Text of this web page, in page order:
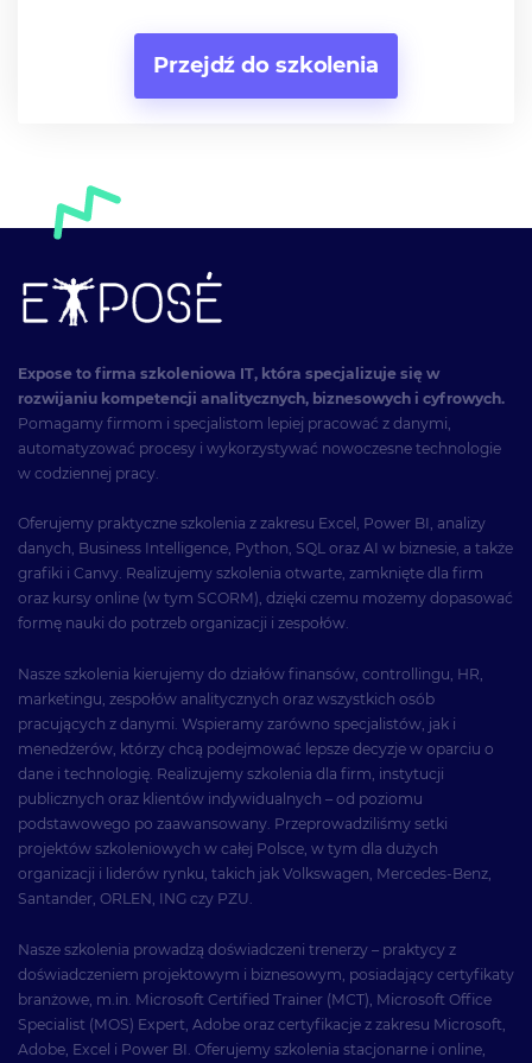
Przejdź do szkolenia
Expose to firma szkoleniowa IT, która specjalizuje się w
rozwijaniu kompetencji analitycznych, biznesowych i cyfrowych.
Pomagamy firmom i specjalistom lepiej pracować z danymi,
automatyzować procesy i wykorzystywać nowoczesne technologie
w codziennej pracy.
Oferujemy praktyczne szkolenia z zakresu Excel, Power BI, analizy
danych, Business Intelligence, Python, SQL oraz AI w biznesie, a także
grafiki i Canvy. Realizujemy szkolenia otwarte, zamknięte dla firm
oraz kursy online (w tym SCORM), dzięki czemu możemy dopasować
formę nauki do potrzeb organizacji i zespołów.
Nasze szkolenia kierujemy do działów finansów, controllingu, HR,
marketingu, zespołów analitycznych oraz wszystkich osób
pracujących z danymi. Wspieramy zarówno specjalistów, jak i
menedżerów, którzy chcą podejmować lepsze decyzje w oparciu o
dane i technologię. Realizujemy szkolenia dla firm, instytucji
publicznych oraz klientów indywidualnych – od poziomu
podstawowego po zaawansowany. Przeprowadziliśmy setki
projektów szkoleniowych w całej Polsce, w tym dla dużych
organizacji i liderów rynku, takich jak Volkswagen, Mercedes-Benz,
Santander, ORLEN, ING czy PZU.
Nasze szkolenia prowadzą doświadczeni trenerzy – praktycy z
doświadczeniem projektowym i biznesowym, posiadający certyfikaty
branżowe, m.in. Microsoft Certified Trainer (MCT), Microsoft Office
Specialist (MOS) Expert, Adobe oraz certyfikacje z zakresu Microsoft,
Adobe, Excel i Power BI. Oferujemy szkolenia stacjonarne i online,